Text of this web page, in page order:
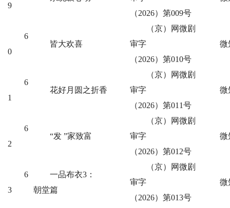
9
（2026）第009号
6
0
皆大欢喜
（京）网微剧
审字
（2026）第010号
微
6
1
花好月圆之折香
（京）网微剧
审字
（2026）第011号
微
6
2
“发 ”家致富
（京）网微剧
审字
（2026）第012号
微
6
3
一品布衣3：
朝堂篇
（京）网微剧
审字
（2026）第013号
微